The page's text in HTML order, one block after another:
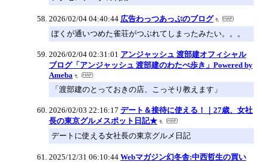
2026/02/04 04:40:44 広告わっつあっぷのブログ
ぼくが通いつめた雀荘がつぶれてしまったみたい。。。
2026/02/04 02:31:01 アンジャッシュ 渡部建オフィシャル
ブログ「アンジャッシュ 渡部建のわたべ歩き」Powered by
Ameba
「渡部建のとっておきの店、こっそり教えます」
2026/02/03 22:16:17 デート＆接待に使える！｜27歳、女社
長の東京グルメスポット日記★
デートに使える女社長の東京グルメ日記
2025/12/31 06:10:44 Webマガジン幻冬舎:中西哲生の買い